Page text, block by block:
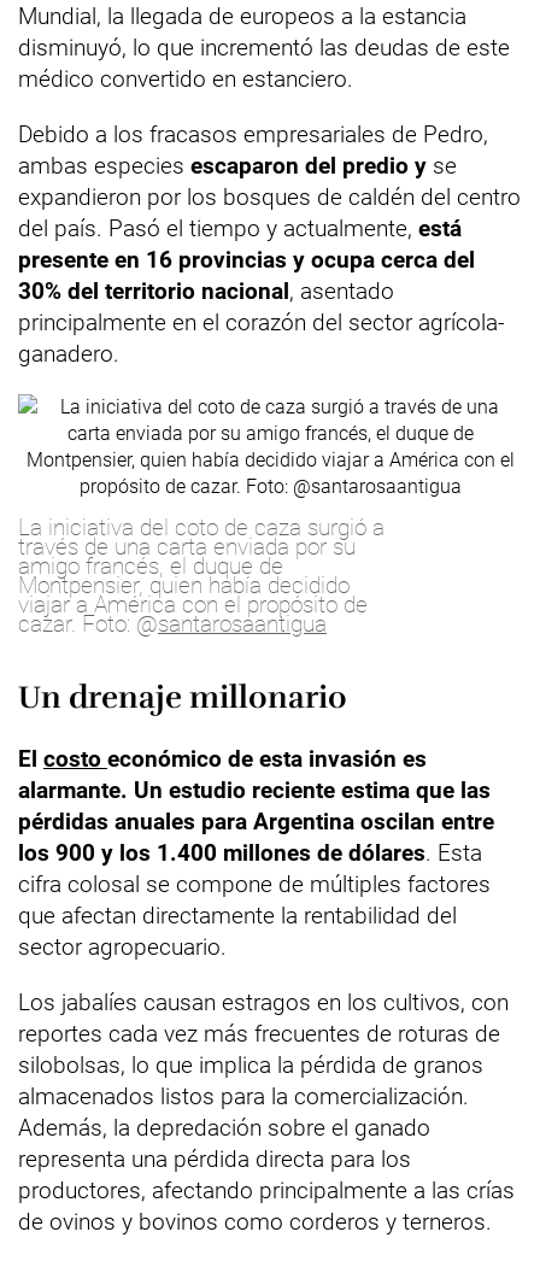
Mundial, la llegada de europeos a la estancia
disminuyó, lo que incrementó las deudas de este
médico convertido en estanciero.
Debido a los fracasos empresariales de Pedro,
ambas especies escaparon del predio y se
expandieron por los bosques de caldén del centro
del país. Pasó el tiempo y actualmente, está
presente en 16 provincias y ocupa cerca del
30% del territorio nacional, asentado
principalmente en el corazón del sector agrícola-
ganadero.
La iniciativa del coto de caza surgió a
través de una carta enviada por su
amigo francés, el duque de
Montpensier, quien había decidido
viajar a América con el propósito de
cazar. Foto: @santarosaantigua
Un drenaje millonario
El costo económico de esta invasión es
alarmante. Un estudio reciente estima que las
pérdidas anuales para Argentina oscilan entre
los 900 y los 1.400 millones de dólares. Esta
cifra colosal se compone de múltiples factores
que afectan directamente la rentabilidad del
sector agropecuario.
Los jabalíes causan estragos en los cultivos, con
reportes cada vez más frecuentes de roturas de
silobolsas, lo que implica la pérdida de granos
almacenados listos para la comercialización.
Además, la depredación sobre el ganado
representa una pérdida directa para los
productores, afectando principalmente a las crías
de ovinos y bovinos como corderos y terneros.